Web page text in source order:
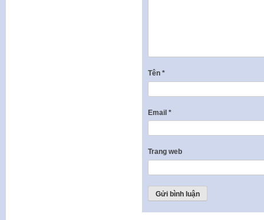
Tên *
Email *
Trang web